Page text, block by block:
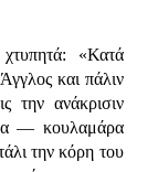
«Κατά
και πάλιν
την ανάκρισιν
— κουλαμάρα
την κόρη του